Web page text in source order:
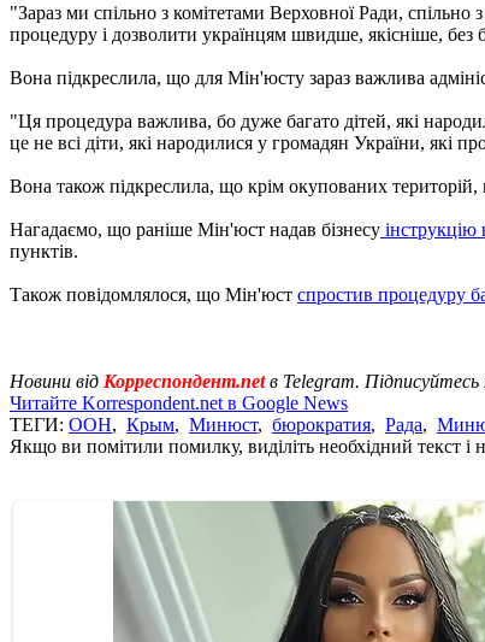
"Зараз ми спільно з комітетами Верховної Ради,
процедуру і дозволити українцям швидше, якісніше,
Вона підкреслила, що для Мін'юсту зараз важлива
"Ця процедура важлива, бо дуже багато дітей, які
це не всі діти, які народилися у громадян України, які
Вона також підкреслила, що крім окупованих
Нагадаємо, що раніше Мін'юст надав бізнесу інструкцію
пунктів.
Також повідомлялося, що Мін'юст спростив процедуру
Новини від Корреспондент.netв Telegram.
Читайте Korrespondent.net в Google News
ТЕГИ: ООН, Крым, Минюст, бюрократия, Рада,
Якщо ви помітили помилку, виділіть необхідний текст